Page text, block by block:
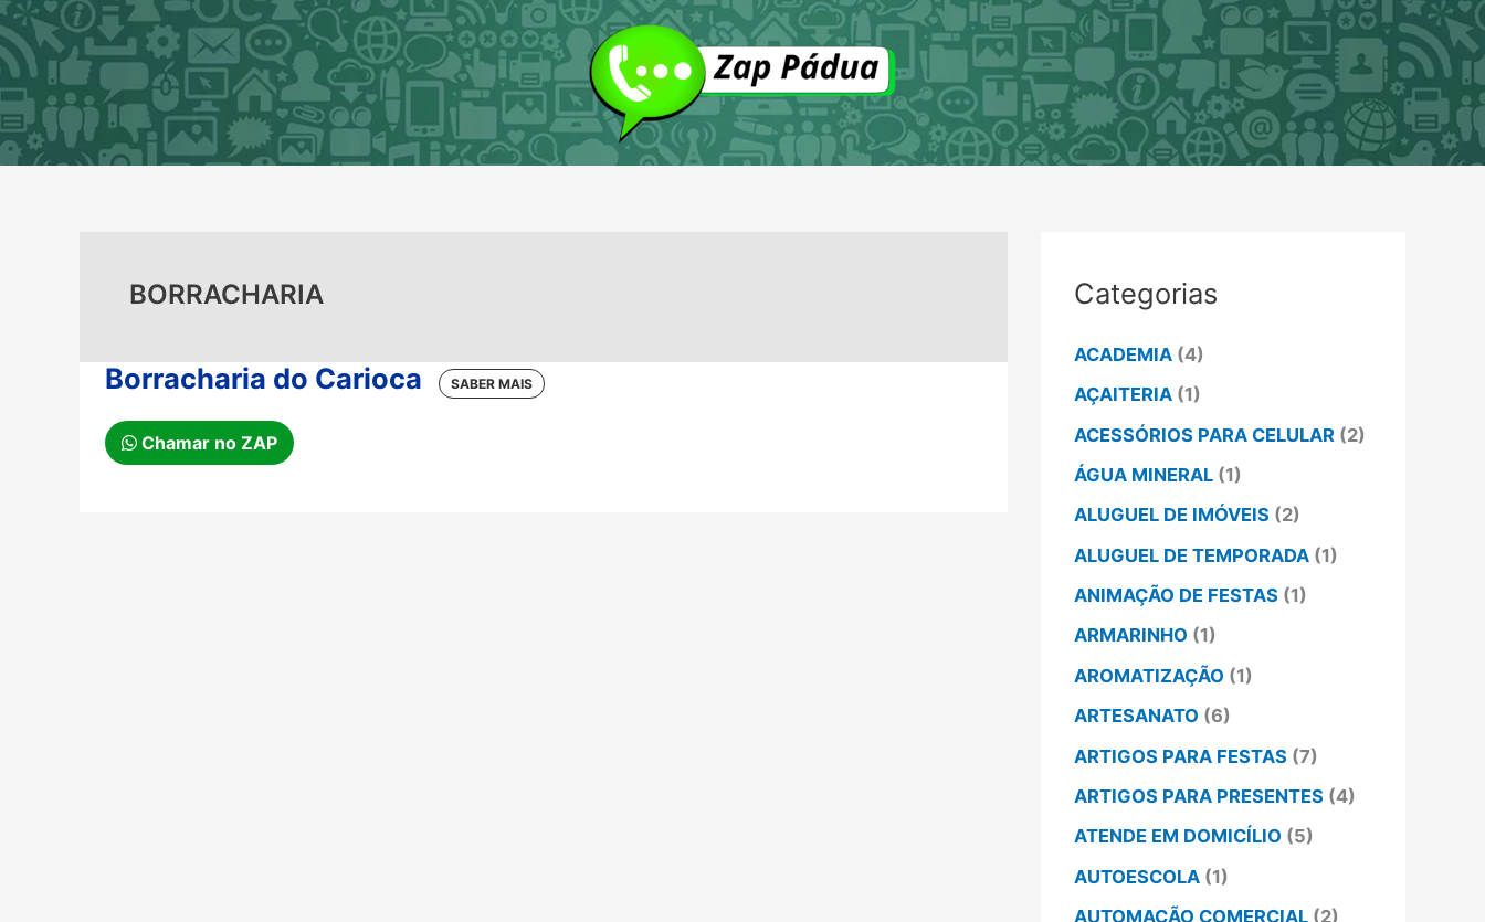
Ir
para
o
conteúdo
BORRACHARIA
Borracharia do Carioca
Chamar no ZAP
Categorias
ACADEMIA (4)
AÇAITERIA (1)
ACESSÓRIOS PARA CELULAR (2)
ÁGUA MINERAL (1)
ALUGUEL DE IMÓVEIS (2)
ALUGUEL DE TEMPORADA (1)
ANIMAÇÃO DE FESTAS (1)
ARMARINHO (1)
AROMATIZAÇÃO (1)
ARTESANATO (6)
ARTIGOS PARA FESTAS (7)
ARTIGOS PARA PRESENTES (4)
ATENDE EM DOMICÍLIO (5)
AUTOESCOLA (1)
AUTOMAÇÃO COMERCIAL (2)